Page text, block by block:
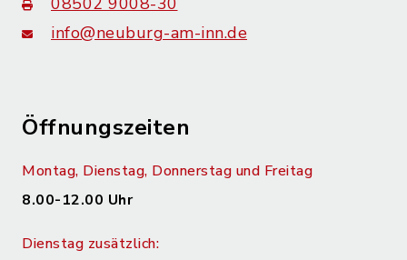
info@neuburg-am-inn.de
Öffnungszeiten
Montag, Dienstag, Donnerstag und Freitag
8.00-12.00 Uhr
Dienstag zusätzlich: